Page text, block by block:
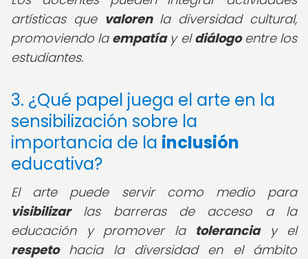
artísticas que valorenla diversidad cultural,
promoviendo la empatíay eldiálogoentre los
estudiantes.
3. ¿Qué papel juega el arte en la
sensibilización sobre la
importancia de la inclusión
educativa?
El arte puede servir como medio para
visibilizarlas barreras de acceso a la
educación y promover la toleranciay el
respetohacia la diversidad en el ámbito